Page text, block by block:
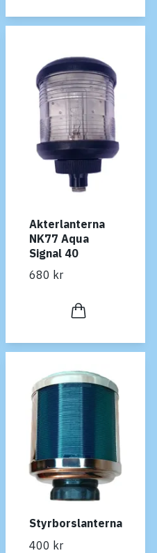
Akterlanterna
NK77 Aqua
Signal 40
680 kr
Styrborslanterna
400 kr